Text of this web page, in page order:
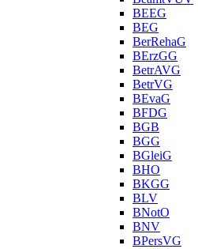
BEEG
BEG
BerRehaG
BErzGG
BetrAVG
BetrVG
BEvaG
BFDG
BGB
BGG
BGleiG
BHO
BKGG
BLV
BNotO
BNV
BPersVG